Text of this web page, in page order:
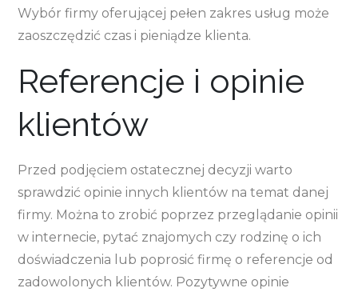
Wybór firmy oferującej pełen zakres usług może
zaoszczędzić czas i pieniądze klienta.
Referencje i opinie
klientów
Przed podjęciem ostatecznej decyzji warto
sprawdzić opinie innych klientów na temat danej
firmy. Można to zrobić poprzez przeglądanie opinii
w internecie, pytać znajomych czy rodzinę o ich
doświadczenia lub poprosić firmę o referencje od
zadowolonych klientów. Pozytywne opinie